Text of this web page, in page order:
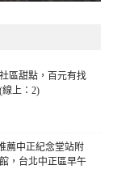
區甜點，百元有找
上：2)
薦中正紀念堂站附
，台北中正區早午